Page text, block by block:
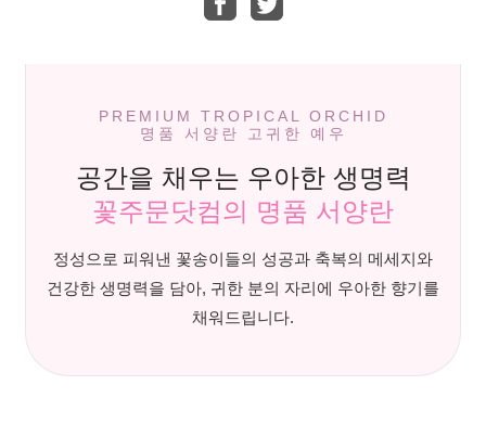
PREMIUM TROPICAL ORCHID
명품 서양란 고귀한 예우
공간을 채우는 우아한 생명력
꽃주문닷컴의 명품 서양란
정성으로 피워낸 꽃송이들의 성공과 축복의 메세지와
건강한 생명력을 담아, 귀한 분의 자리에 우아한 향기를
채워드립니다.